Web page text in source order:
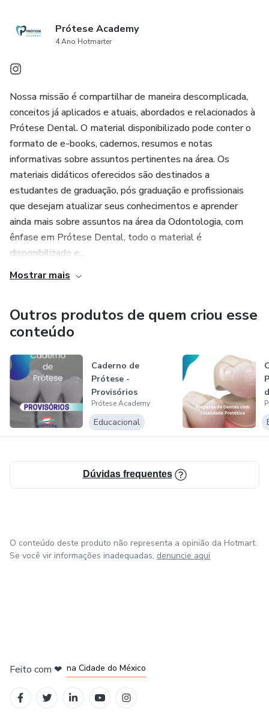
Prótese Academy
4 Ano Hotmarter
Nossa missão é compartilhar de maneira descomplicada,
conceitos já aplicados e atuais, abordados e relacionados à
Prótese Dental. O material disponibilizado pode conter o
formato de e-books, cadernos, resumos e notas
informativas sobre assuntos pertinentes na área. Os
materiais didáticos oferecidos são destinados a
estudantes de graduação, pós graduação e profissionais
que desejam atualizar seus conhecimentos e aprender
ainda mais sobre assuntos na área da Odontologia, com
ênfase em Prótese Dental, todo o material é
disponibilizado e...
Mostrar mais
Outros produtos de quem criou esse
conteúdo
Caderno de
Prótese -
Provisórios
Prótese Academy
Educacional
Dúvidas frequentes
O conteúdo deste produto não representa a opinião da Hotmart.
Se você vir informações inadequadas, denuncie aqui
Feito com ❤ na Cidade do México